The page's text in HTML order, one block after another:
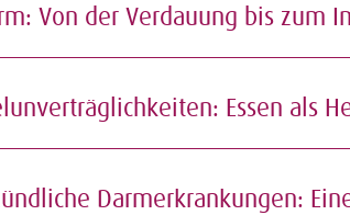
Von der Verdauung bis zum
Essen als
Darmerkrankungen: